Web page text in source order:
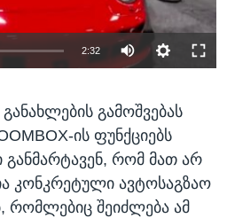
2:32
გამოშვებას
ის ფუნქციებს
განმარტავენ, რომ მათ არ
კონკრეტული ავტოსაგზაო
რომლებიც შეიძლება ამ